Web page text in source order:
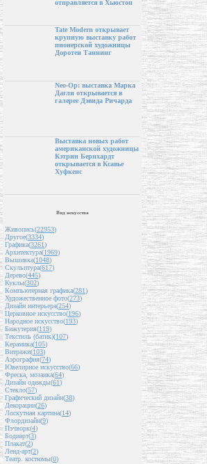
отправляется в Хьюстон
Tate Modern открывает
крупную выставку работ
пионерской художницы
Доротеи Таннинг
Neo-Op: выставка Марка
Дагли открывается в
галерее Дэвида Ричарда
Выставка новых работ
американской художницы
Кэтрин Бернхардт
открывается в Ксавье
Хуфкенс
Вид искусства
Живопись(22953)
Другое(3334)
Графика(3261)
Архитектура(1969)
Вышивка(1048)
Скульптура(617)
Дерево(445)
Куклы(302)
Компьютерная графика(281)
Художественное фото(273)
Дизайн интерьера(254)
Церковное искусство(196)
Народное искусство(193)
Бижутерия(119)
Текстиль (батик)(107)
Керамика(105)
Витражи(103)
Аэрография(74)
Ювелирное искусство(66)
Фреска, мозаика(64)
Дизайн одежды(61)
Стекло(57)
Графический дизайн(38)
Декорации(26)
Лоскутная картина(14)
Флордизайн(9)
Пэчворк(4)
Бодиарт(3)
Плакат(2)
Ленд-арт(2)
Театр. костюмы(0)